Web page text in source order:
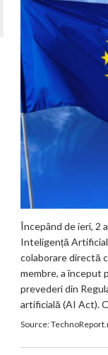
Începând de ieri, 2
Inteligență
colaborare directă
membre, a început
prevederi din
artificială (AI Act).
Source: